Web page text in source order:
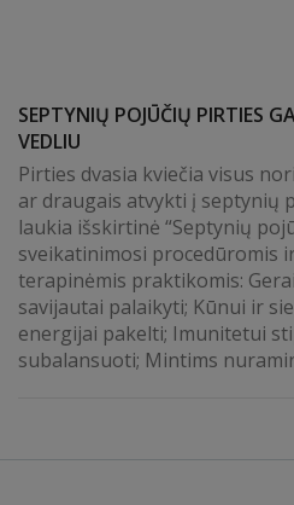
SEPTYNIŲ POJŪČIŲ PIRTIES
VEDLIU
Pirties dvasia kviečia visus
ar draugais atvykti į septynių
laukia išskirtinė “Septynių
sveikatinimosi procedūromis
terapinėmis praktikomis:
savijautai palaikyti; Kūnui ir
energijai pakelti; Imunitetui
subalansuoti; Mintims